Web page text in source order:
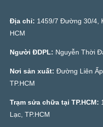
Địa chỉ: 1459/7 Đường 30/4,
HCM
Người ĐDPL: Nguyễn Thời
Nơi sản xuất: Đường Liên
TP.HCM
Trạm sửa chữa tại TP.HCM:
Lạc, TP.HCM